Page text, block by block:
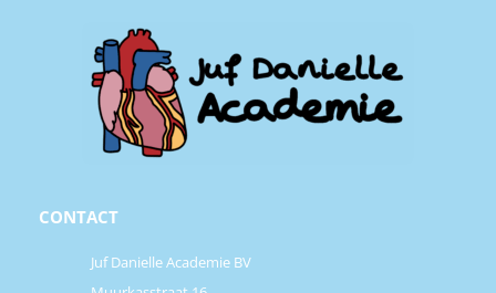
CONTACT
Juf Danielle Academie BV